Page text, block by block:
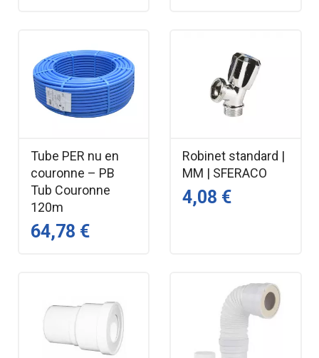
Tube PER nu en
couronne – PB
Tub Couronne
120m
64,78 €
Robinet standard |
MM | SFERACO
4,08 €